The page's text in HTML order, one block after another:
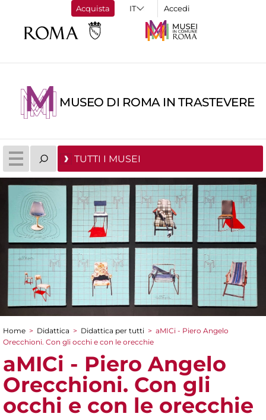
Acquista Accedi
MUSEO DI ROMA IN TRASTEVERE
TUTTI I MUSEI
Tu sei qui
Home > Didattica > Didattica per tutti > aMICi - Piero Angelo
Orecchioni. Con gli occhi e con le orecchie
aMICi - Piero Angelo
Orecchioni. Con gli
occhi e con le orecchie